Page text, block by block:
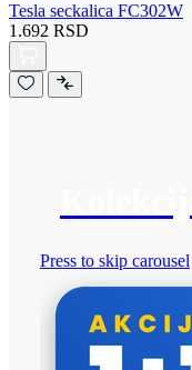
Tesla seckalica FC302W
1.692 RSD
Press to skip carousel